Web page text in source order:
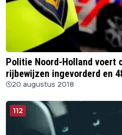
Politie Noord-Holland voert
rijbewijzen ingevorderd en
20 augustus 2018
112